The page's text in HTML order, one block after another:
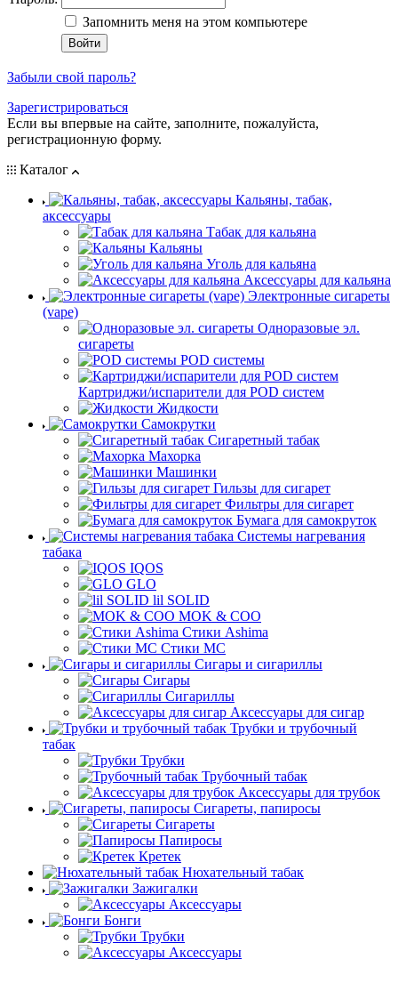
Запомнить меня на этом компьютере
Забыли свой пароль?
Зарегистрироваться
Если вы впервые на сайте, заполните, пожалуйста,
регистрационную форму.
Каталог
Кальяны, табак,
аксессуары
Табак для кальяна
Кальяны
Уголь для кальяна
Аксессуары для кальяна
Электронные сигареты
(vape)
Одноразовые эл.
сигареты
POD системы
Картриджи/испарители для POD систем
Жидкости
Самокрутки
Сигаретный табак
Махорка
Машинки
Гильзы для сигарет
Фильтры для сигарет
Бумага для самокруток
Системы нагревания
табака
IQOS
GLO
lil SOLID
MOK & COO
Стики Ashima
Стики MC
Сигары и сигариллы
Сигары
Сигариллы
Аксессуары для сигар
Трубки и трубочный
табак
Трубки
Трубочный табак
Аксессуары для трубок
Сигареты, папиросы
Сигареты
Папиросы
Кретек
Нюхательный табак
Зажигалки
Аксессуары
Бонги
Трубки
Аксессуары